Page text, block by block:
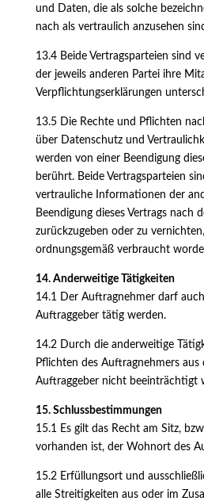
und Daten, die als solche
nach als vertraulich anzusehen
13.4 Beide Vertragsparteien sind
der jeweils anderen Partei ihre
Verpflichtungserklärungen
13.5 Die Rechte und Pflichten
über Datenschutz und
werden von einer Beendigung
berührt. Beide Vertragsparteien
vertrauliche Informationen der
Beendigung dieses Vertrags nach
zurückzugeben oder zu
ordnungsgemäß verbraucht
14. Anderweitige Tätigkeiten
14.1 Der Auftragnehmer darf
Auftraggeber tätig werden.
14.2 Durch die anderweitige
Pflichten des Auftragnehmers aus
Auftraggeber nicht beeinträchtigt
15. Schlussbestimmungen
15.1 Es gilt das Recht am Sitz,
vorhanden ist, der Wohnort des
15.2 Erfüllungsort und
alle Streitigkeiten aus oder im